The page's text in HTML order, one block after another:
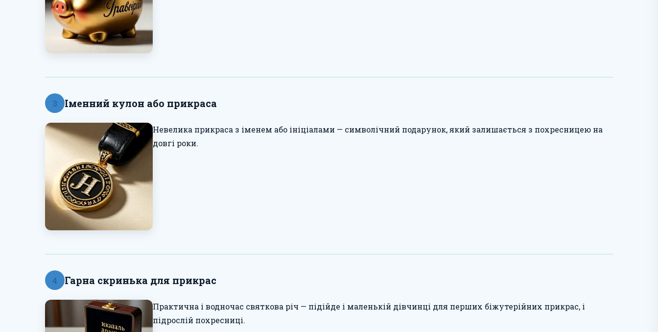
3 Іменний кулон або прикраса
Невелика прикраса з іменем або ініціалами — символічний подарунок, який залишається з похресницею на
довгі роки.
4 Гарна скринька для прикрас
Практична і водночас святкова річ — підійде і маленькій дівчинці для перших біжутерійних прикрас, і
підрослій похресниці.